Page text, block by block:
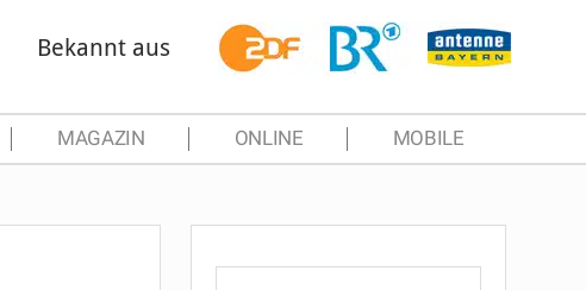
Bekannt aus
MAGAZIN ONLINE MOBILE